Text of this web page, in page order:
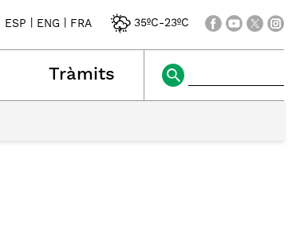
ESP ENG FRA 35ºC-23ºC
Tràmits